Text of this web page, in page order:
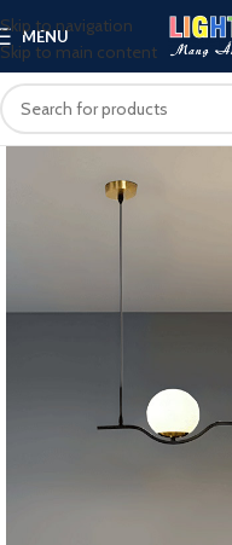
Skip to navigation
Skip to main content
MENU